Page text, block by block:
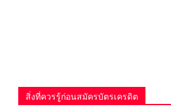
สิ่งที่ควรรู้ก่อนสมัครบัตรเครดิต